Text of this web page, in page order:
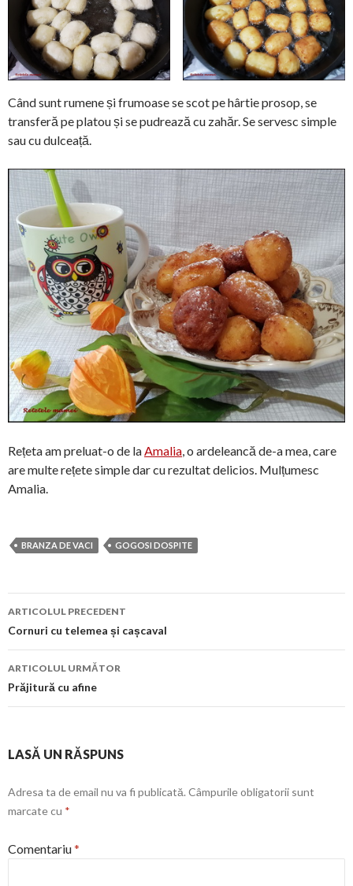
Când sunt rumene și frumoase se scot pe hârtie prosop, se
transferă pe platou și se pudrează cu zahăr. Se servesc simple
sau cu dulceață.
Rețeta am preluat-o de laAmalia, o ardeleancă de-a mea, care
are multe rețete simple dar cu rezultat delicios. Mulțumesc
Amalia.
BRANZA DE VACI GOGOSI DOSPITE
Navigare
în
articol
ARTICOLUL PRECEDENT
Cornuri cu telemea și cașcaval
ARTICOLUL URMĂTOR
Prăjitură cu afine
LASĂ UN RĂSPUNS
Adresa ta de email nu va fi publicată. Câmpurile obligatorii sunt
marcate cu *
Comentariu*